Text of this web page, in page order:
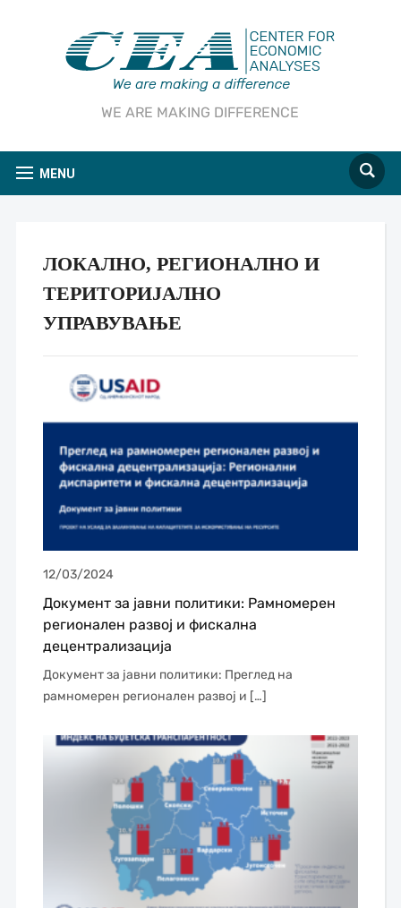
WE ARE MAKING DIFFERENCE
MENU
ЛОКАЛНО, РЕГИОНАЛНО И
ТЕРИТОРИЈАЛНО
УПРАВУВАЊЕ
12/03/2024
Документ за јавни политики: Рамномерен
регионален развој и фискална
децентрализација
Документ за јавни политики: Преглед на
рамномерен регионален развој и […]